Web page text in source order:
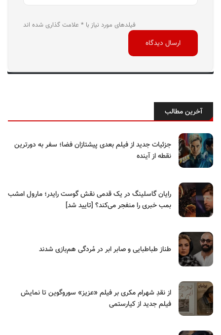
فیلدهای مورد نیاز با * علامت گذاری شده اند
آخرین مطالب
جزئیات جدید از فیلم بعدی پیشتازان فضا؛ سفر به دورترین
نقطه از آینده
رایان گاسلینگ در یک قدمی نقش گوست رایدر؛ مارول امشب
بمب خبری را منفجر می‌کند؟ [تایید شد]
طناز طباطبایی و صابر ابر در مُردگی هم‌بازی شدند
از نقدِ شهرام مکری بر فیلم «عزیز» سوروگوین تا نمایش
فیلم جدید از کیارستمی